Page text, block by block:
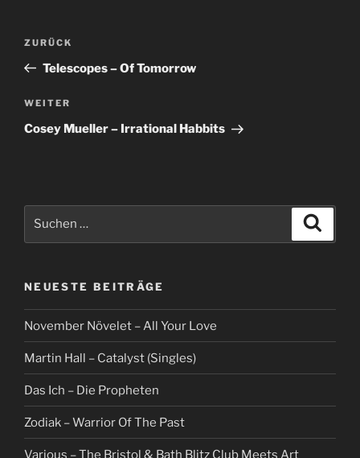
Beitragsnavigation
Vorheriger
Beitrag
ZURÜCK
Telescopes – Of Tomorrow
Nächster
Beitrag
WEITER
Cosey Mueller – Irrational Habbits
NEUESTE BEITRÄGE
November Növelet – All Your Love
Martin Hall – Catalyst (Singles)
Das Ich – Die Propheten
Zodiak – Warrior Of The Past
Various – The Bristol & Bath Blitz Club Meets Art